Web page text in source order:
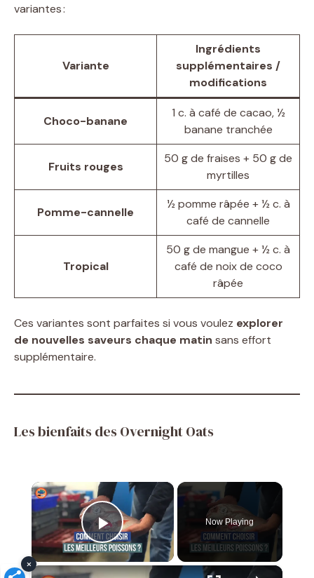
variantes :
Variante
Ingrédients
supplémentaires /
modifications
Choco-banane
1 c. à café de cacao, ½
banane tranchée
Fruits rouges
50 g de fraises + 50 g de
myrtilles
Pomme-cannelle
½ pomme râpée + ½ c. à
café de cannelle
Tropical
50 g de mangue + ½ c. à
café de noix de coco
râpée
Ces variantes sont parfaites si vous voulez explorer
de nouvelles saveurs chaque matin sans effort
supplémentaire.
Les bienfaits des Overnight Oats
×
Play Video
Now Playing
×
×